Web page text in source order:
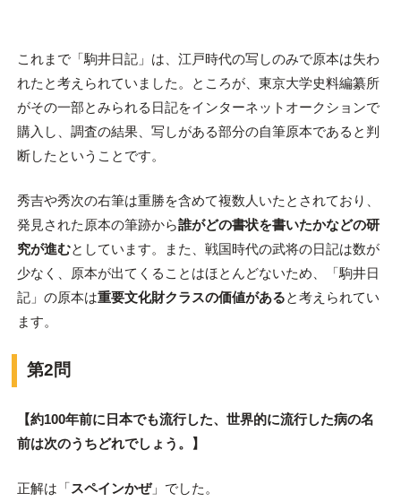
これまで「駒井日記」は、江戸時代の写しのみで原本は失わ
れたと考えられていました。ところが、東京大学史料編纂所
がその一部とみられる日記をインターネットオークションで
購入し、調査の結果、写しがある部分の自筆原本であると判
断したということです。
秀吉や秀次の右筆は重勝を含めて複数人いたとされており、
発見された原本の筆跡から誰がどの書状を書いたかなどの研
究が進むとしています。また、戦国時代の武将の日記は数が
少なく、原本が出てくることはほとんどないため、「駒井日
記」の原本は重要文化財クラスの価値があると考えられてい
ます。
第2問
【約100年前に日本でも流行した、 世界的に流行した病の名
前は次のうちどれでしょう。】
正解は「スペインかぜ」でした。